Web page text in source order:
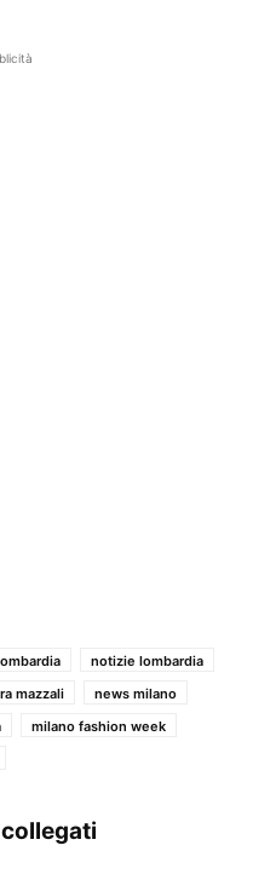
notizie lombardia
mazzali
news milano
milano fashion week